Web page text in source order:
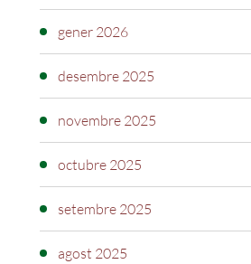
gener 2026
desembre 2025
novembre 2025
octubre 2025
setembre 2025
agost 2025